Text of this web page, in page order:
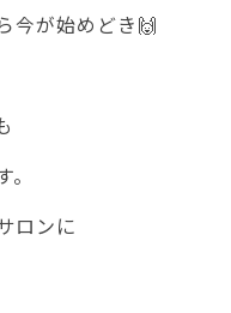
今が始めどき🙌
ロンに